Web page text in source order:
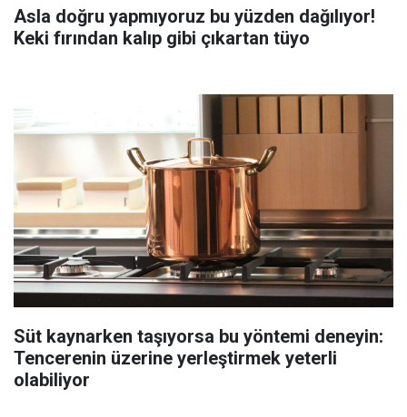
Asla doğru yapmıyoruz bu yüzden dağılıyor!
Keki fırından kalıp gibi çıkartan tüyo
Süt kaynarken taşıyorsa bu yöntemi deneyin:
Tencerenin üzerine yerleştirmek yeterli
olabiliyor